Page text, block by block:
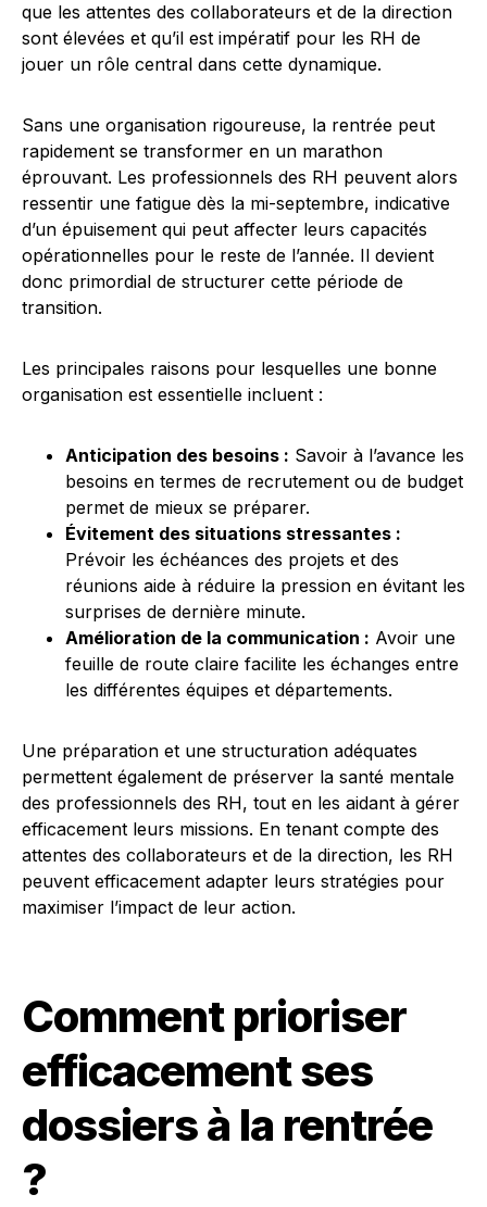
que les attentes des collaborateurs et de la direction
sont élevées et qu’il est impératif pour les RH de
jouer un rôle central dans cette dynamique.
Sans une organisation rigoureuse, la rentrée peut
rapidement se transformer en un marathon
éprouvant. Les professionnels des RH peuvent alors
ressentir une fatigue dès la mi-septembre, indicative
d’un épuisement qui peut affecter leurs capacités
opérationnelles pour le reste de l’année. Il devient
donc primordial de structurer cette période de
transition.
Les principales raisons pour lesquelles une bonne
organisation est essentielle incluent :
Anticipation des besoins : Savoir à l’avance les
besoins en termes de recrutement ou de budget
permet de mieux se préparer.
Évitement des situations stressantes :
Prévoir les échéances des projets et des
réunions aide à réduire la pression en évitant les
surprises de dernière minute.
Amélioration de la communication : Avoir une
feuille de route claire facilite les échanges entre
les différentes équipes et départements.
Une préparation et une structuration adéquates
permettent également de préserver la santé mentale
des professionnels des RH, tout en les aidant à gérer
efficacement leurs missions. En tenant compte des
attentes des collaborateurs et de la direction, les RH
peuvent efficacement adapter leurs stratégies pour
maximiser l’impact de leur action.
Comment prioriser
efficacement ses
dossiers à la rentrée
?